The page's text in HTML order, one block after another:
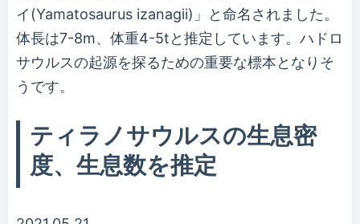
イ(Yamatosaurus izanagii)」と命名されました。
体長は7-8m、体重4-5tと推定しています。ハドロ
サウルスの起源を探るための重要な標本となりそ
うです。
ティラノサウルスの生息密
度、生息数を推定